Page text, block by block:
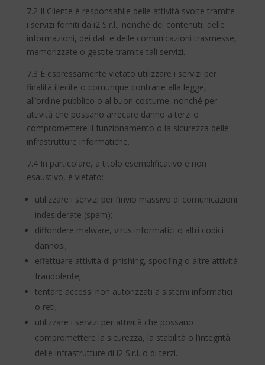
7.2 Il Cliente è responsabile delle attività svolte tramite
i servizi forniti da i2 S.r.l., nonché dei contenuti, delle
informazioni, dei dati e delle comunicazioni trasmesse,
memorizzate o gestite tramite tali servizi.
7.3 È espressamente vietato utilizzare i servizi per
finalità illecite o comunque contrarie alla legge,
all’ordine pubblico o al buon costume, nonché per
attività che possano arrecare danno a terzi o
compromettere il funzionamento o la sicurezza delle
infrastrutture informatiche.
7.4 In particolare, a titolo esemplificativo e non
esaustivo, è vietato:
utilizzare i servizi per l’invio massivo di comunicazioni
indesiderate (spam);
diffondere malware, virus informatici o altri codici
dannosi;
effettuare attività di phishing, spoofing o altre attività
fraudolente;
tentare accessi non autorizzati a sistemi informatici
o reti;
utilizzare i servizi per attività che possano
compromettere la sicurezza, la stabilità o l’integrità
delle infrastrutture di i2 S.r.l. o di terzi.